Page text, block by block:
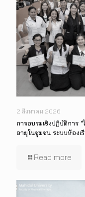
2 สิงหาคม 2026
การอบรมเชิงปฏิบัติการ
อายุในชุมชน ระบบห้อง
Read more